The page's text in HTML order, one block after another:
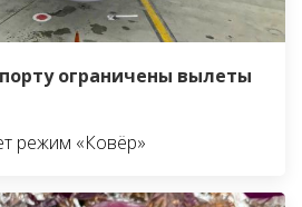
ограничены вылеты
режим «Ковёр»